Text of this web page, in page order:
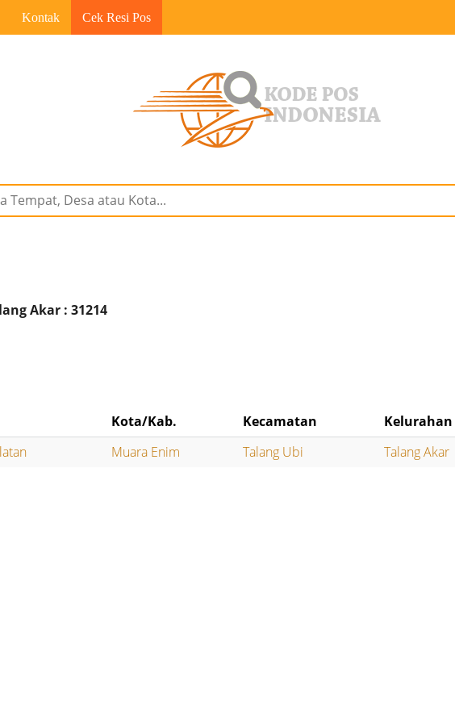
Kontak Cek Resi Pos
Akar : 31214
Kota/Kab. Kecamatan
Kelurahan
Muara Enim Talang Ubi Talang Akar